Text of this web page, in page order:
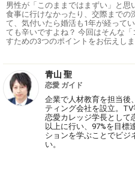
男性が「このままではまずい」と思
食事に行けなかったり、交際までの
て、気付いたら婚活も1年が経って
ても辛いですよね？ 今回はそんな
すための3つのポイントをお伝えしま
青山 聖
恋愛 ガイド
企業で人材教育を担当後
ティング会社を設立。
恋愛カレッジ学長として
以上に行い、97%を目標
ションを学ぶことでビジ
い。